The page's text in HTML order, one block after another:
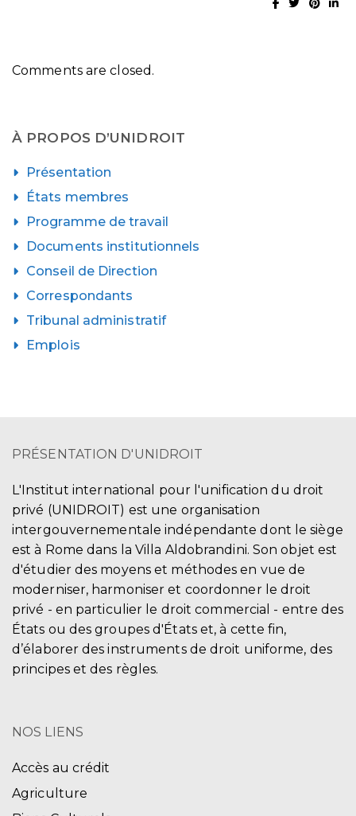
Comments are closed.
À PROPOS D’UNIDROIT
Présentation
États membres
Programme de travail
Documents institutionnels
Conseil de Direction
Correspondants
Tribunal administratif
Emplois
PRÉSENTATION D'UNIDROIT
L'Institut international pour l'unification du droit
privé (UNIDROIT) est une organisation
intergouvernementale indépendante dont le siège
est à Rome dans la Villa Aldobrandini. Son objet est
d'étudier des moyens et méthodes en vue de
moderniser, harmoniser et coordonner le droit
privé - en particulier le droit commercial - entre des
États ou des groupes d'États et, à cette fin,
d’élaborer des instruments de droit uniforme, des
principes et des règles.
NOS LIENS
Accès au crédit
Agriculture